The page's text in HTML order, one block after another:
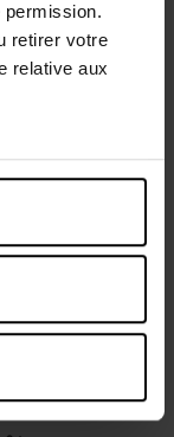
retirer votre
relative aux
pigmentée, à
finis : satiné,
pour